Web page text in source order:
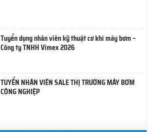
Tuyển dụng nhân viên kỹ thuật cơ khí máy bơm –
Công ty TNHH Vimex 2026
TUYỂN NHÂN VIÊN SALE THỊ TRƯỜNG MÁY BƠM
CÔNG NGHIỆP